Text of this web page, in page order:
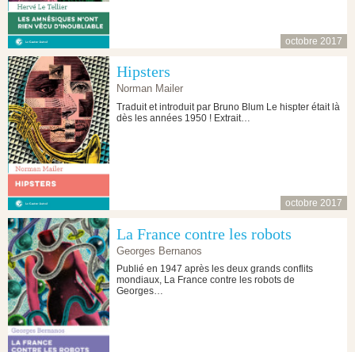
octobre 2017
Hipsters
Norman Mailer
Traduit et introduit par Bruno Blum Le hispter était là
dès les années 1950 ! Extrait…
octobre 2017
La France contre les robots
Georges Bernanos
Publié en 1947 après les deux grands conflits
mondiaux, La France contre les robots de
Georges…